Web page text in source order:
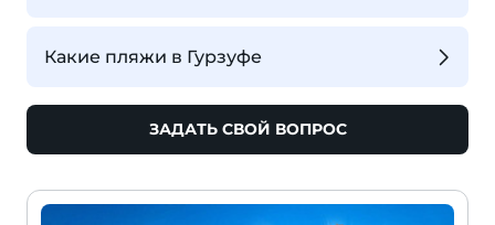
Какие пляжи в Гурзуфе
ЗАДАТЬ СВОЙ ВОПРОС